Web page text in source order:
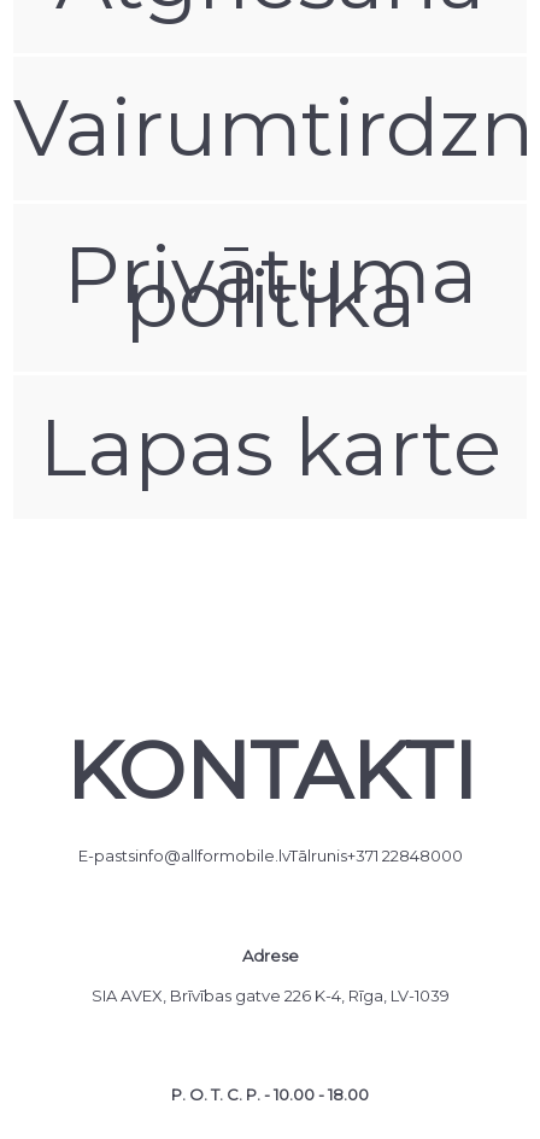
Privātuma
politika
Lapas karte
KONTAKTI
E-pastsinfo@allformobile.lvTālrunis+371 22848000
Adrese
SIA AVEX, Brīvības gatve 226 K-4, Rīga, LV-1039
P. O. T. C. P. - 10.00 - 18.00